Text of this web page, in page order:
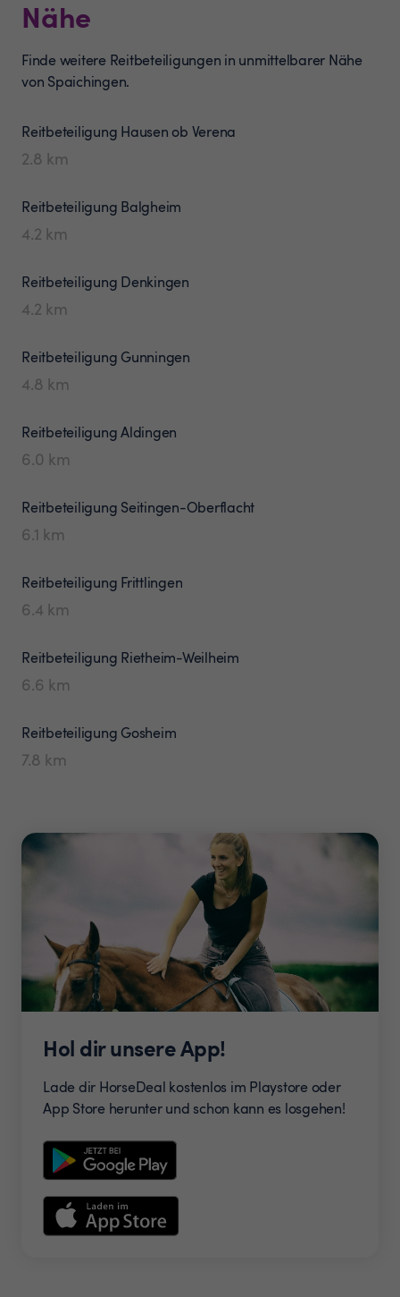
Nähe
Finde weitere Reitbeteiligungen in unmittelbarer Nähe
von Spaichingen.
Reitbeteiligung Hausen ob Verena
2.8 km
Reitbeteiligung Balgheim
4.2 km
Reitbeteiligung Denkingen
4.2 km
Reitbeteiligung Gunningen
4.8 km
ReitbeteiligungAldingen
6.0 km
Reitbeteiligung Seitingen-Oberflacht
6.1 km
Reitbeteiligung Frittlingen
6.4 km
Reitbeteiligung Rietheim-Weilheim
6.6 km
Reitbeteiligung Gosheim
7.8 km
Hol dir unsere App!
Lade dir HorseDeal kostenlos im Playstore oder
App Store herunter und schon kann es losgehen!